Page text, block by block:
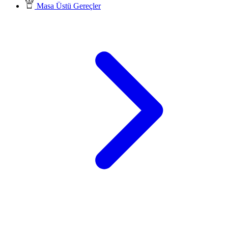
Masa Üstü Gereçler